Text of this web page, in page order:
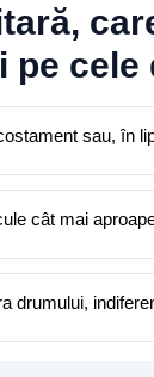
pe
sau, în
cât mai
drumului,